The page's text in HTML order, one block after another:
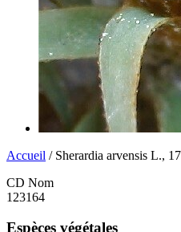
Accueil / Sherardia arvensis L.,
CD Nom
123164
Espèces végétales